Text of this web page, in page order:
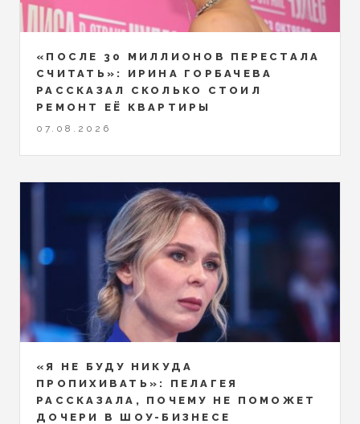
«ПОСЛЕ 30 МИЛЛИОНОВ ПЕРЕСТАЛА
СЧИТАТЬ»: ИРИНА ГОРБАЧЕВА
РАССКАЗАЛ СКОЛЬКО СТОИЛ
РЕМОНТ ЕЁ КВАРТИРЫ
07.08.2026
«Я НЕ БУДУ НИКУДА
ПРОПИХИВАТЬ»: ПЕЛАГЕЯ
РАССКАЗАЛА, ПОЧЕМУ НЕ ПОМОЖЕТ
ДОЧЕРИ В ШОУ-БИЗНЕСЕ